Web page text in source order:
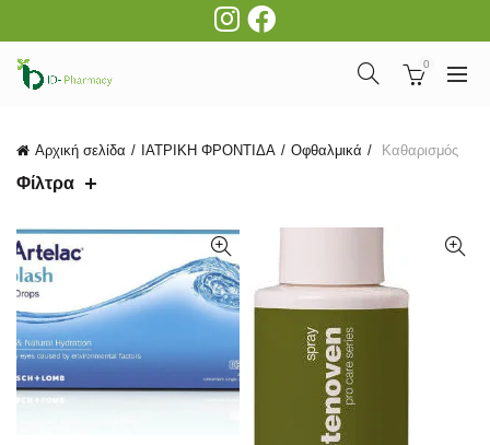
0
Αρχική σελίδα ΙΑΤΡΙΚΗ ΦΡΟΝΤΙΔΑ Οφθαλμικά Καθαρισμός
Φίλτρα